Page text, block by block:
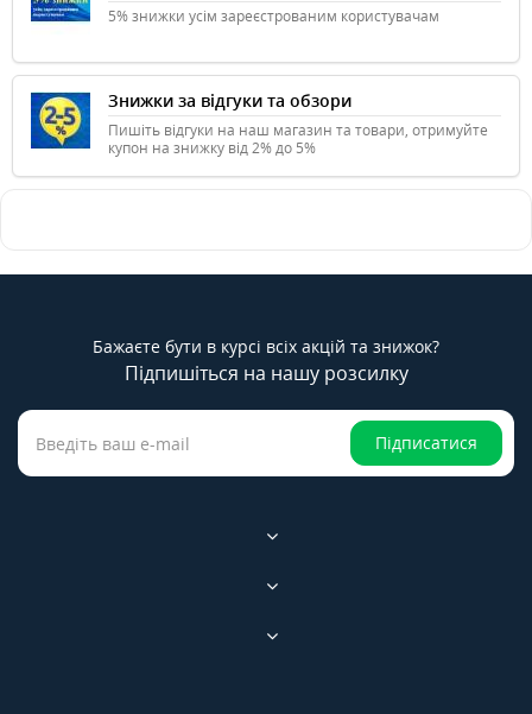
5% знижки усім зареєстрованим користувачам
Знижки за відгуки та обзори
Пишіть відгуки на наш магазин та товари, отримуйте
купон на знижку від 2% до 5%
Бажаєте бути в курсі всіх акцій та знижок?
Підпишіться на нашу розсилку
Підписатися